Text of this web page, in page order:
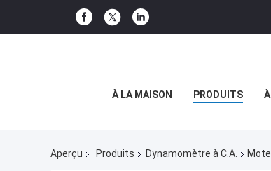
À LA MAISON PRODUITS
Aperçu Produits Dynamomètre à C.A.